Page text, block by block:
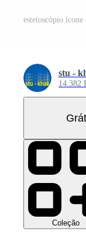
estetoscópio
stu -
14.382
Coleção